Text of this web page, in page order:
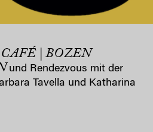
| BOZEN
und Rendezvous mit der
Tavella und Katharina